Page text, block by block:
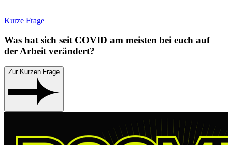
Kurze Frage
Was hat sich seit COVID am meisten bei euch auf
der Arbeit verändert?
Zur Kurzen Frage